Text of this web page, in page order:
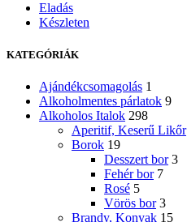
Eladás
Készleten
KATEGÓRIÁK
Ajándékcsomagolás 1
Alkoholmentes párlatok 9
Alkoholos Italok 298
Aperitif, Keserű Likőr
Borok 19
Desszert bor 3
Fehér bor 7
Rosé 5
Vörös bor 3
Brandy, Konyak 15